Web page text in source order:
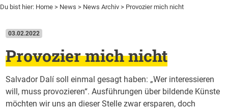
Du bist hier: Home > News > News Archiv > Provozier mich nicht
03.02.2022
Provozier mich nicht
Salvador Dalí soll einmal gesagt haben: „Wer interessieren
will, muss provozieren“. Ausführungen über bildende Künste
möchten wir uns an dieser Stelle zwar ersparen, doch